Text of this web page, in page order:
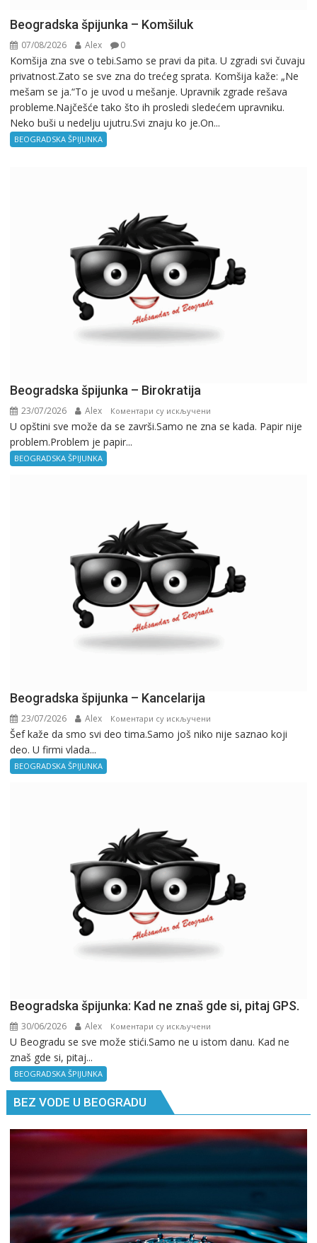
Beogradska špijunka – Komšiluk
07/08/2026 Alex 0
Komšija zna sve o tebi.Samo se pravi da pita. U zgradi svi čuvaju
privatnost.Zato se sve zna do trećeg sprata. Komšija kaže: „Ne
mešam se ja.“To je uvod u mešanje. Upravnik zgrade rešava
probleme.Najčešće tako što ih prosledi sledećem upravniku.
Neko buši u nedelju ujutru.Svi znaju ko je.On...
BEOGRADSKA ŠPIJUNKA
Beogradska špijunka – Birokratija
23/07/2026 Alex Коментари су искључени
Beogradska
U opštini sve može da se završi.Samo ne zna se kada. Papir nije
problem.Problem je papir...
BEOGRADSKA ŠPIJUNKA
Beogradska špijunka – Kancelarija
23/07/2026 Alex Коментари су искључени
Beogradska
Šef kaže da smo svi deo tima.Samo još niko nije saznao koji
deo. U firmi vlada...
BEOGRADSKA ŠPIJUNKA
Beogradska špijunka: Kad ne znaš gde si, pitaj GPS.
30/06/2026 Alex Коментари су искључени
Beogradska
si,
U Beogradu se sve može stići.Samo ne u istom danu. Kad ne
znaš gde si, pitaj...
BEOGRADSKA ŠPIJUNKA
BEZ VODE U BEOGRADU